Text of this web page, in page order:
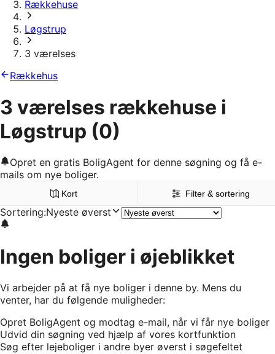
Rækkehuse
Løgstrup
3 værelses
Rækkehus
3 værelses rækkehuse i
Løgstrup (0)
Opret en gratis BoligAgent for denne søgning og få e-
mails om nye boliger.
Kort Filter & sortering
Sortering:Nyeste øverst
Ingen boliger i øjeblikket
Vi arbejder på at få nye boliger i denne by. Mens du
venter, har du følgende muligheder:
Opret BoligAgent og modtag e-mail, når vi får nye boliger
Udvid din søgning ved hjælp af vores kortfunktion
Søg efter lejeboliger i andre byer øverst i søgefeltet